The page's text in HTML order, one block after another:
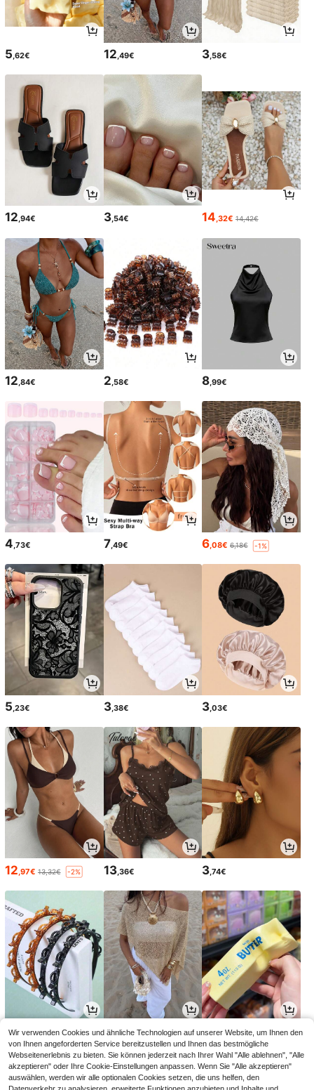
5,62€ 12,49€ 3,58€
12,94€ 3,54€ 14,32€ 14,42€
12 ,84€ 2 ,58€ 8 ,99€
4,73€ 7,49€ 6,08€ 6,18€ -1%
5,23€ 3,38€ 3,03€
12 ,97€ 13,32€ -2% 13,36€ 3 ,74€
2,58€ 12,86€ 12,99€ -1% 4,28€
Wir verwenden Cookies und ähnliche Technologien auf unserer Website, um Ihnen den
von Ihnen angeforderten Service bereitzustellen und Ihnen das bestmögliche
Webseitenerlebnis zu bieten. Sie können jederzeit nach Ihrer Wahl "Alle ablehnen", "Alle
akzeptieren" oder Ihre Cookie-Einstellungen anpassen. Wenn Sie "Alle akzeptieren"
auswählen, werden wir alle optionalen Cookies setzen, die uns helfen, den